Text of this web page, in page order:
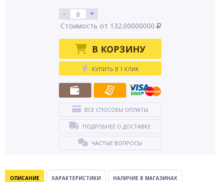
-
+
Стоимость от 132.00000000
В КОРЗИНУ
КУПИТЬ В 1 КЛИК
ВСЕ СПОСОБЫ ОПЛАТЫ
ПОДРОБНЕЕ О ДОСТАВКЕ
ЧАСТЫЕ ВОПРОСЫ
ОПИСАНИЕ ХАРАКТЕРИСТИКИ НАЛИЧИЕ В МАГАЗИНАХ